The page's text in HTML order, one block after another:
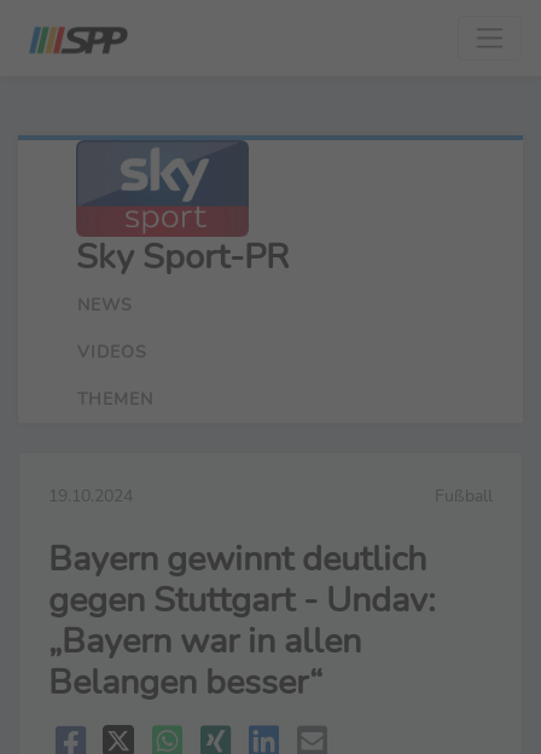
Sky Sport-PR
NEWS
VIDEOS
THEMEN
19.10.2024 Fußball
Bayern gewinnt deutlich
gegen Stuttgart - Undav:
„Bayern war in allen
Belangen besser“